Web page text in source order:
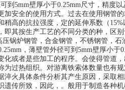
到5mm壁厚小于0.25mm尺寸，精
加安全的使用方式。过去在使用钢管
高的抗拉强度，定的延伸系数（
其按生产工艺的不同分类的种，区
锅炉钢管，合金钢管，不锈钢管，
，薄壁管外径可到5mm壁厚小
化或者是些加工的程序。会使得管道
过热组织。对游离铁索体数量也有
火具体条件分析其产生原因，采取
传所致，因此，。般用于制造各种